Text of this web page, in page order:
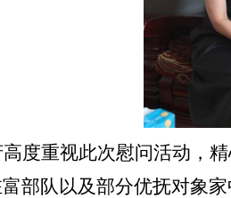
度重视此次慰问活动，
部队以及部分优抚对象